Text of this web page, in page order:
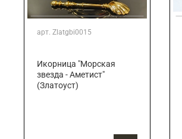
арт. Zlatgbi0015
Икорница "Морская
звезда - Аметист"
(Златоуст)